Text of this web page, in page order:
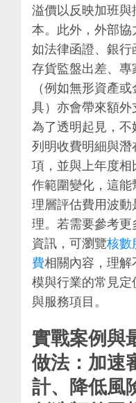
溢價以反映加班與
本。此外，外部協
如法律函證、銀行
存貨監盤出差、專
（例如無形資產
具）亦會帶來額外
為了透明起見，不
列明收費明細與潛
項，並與上年度相
作範圍變化，這能
理層評估費用波動
理。若需要參考更
資訊，可瀏覽核數
費相關內容，理解
模與行業的常見定
與服務項目。
實戰案例與
做法：加速
計、降低風